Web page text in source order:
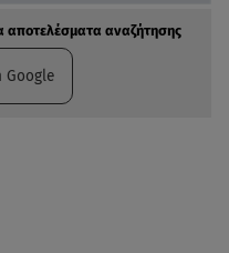
αποτελέσματα αναζήτησης
Google